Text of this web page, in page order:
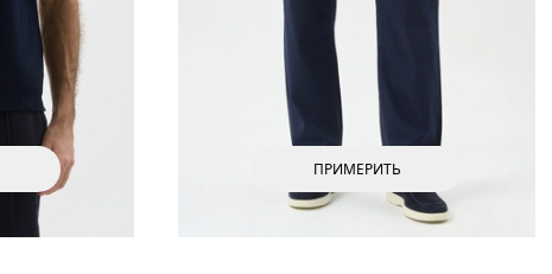
ПРИМЕРИТЬ